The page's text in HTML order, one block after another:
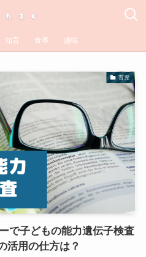
知育 食事 趣味
育児
で子どもの能力遺伝子検査
活用の仕方は？